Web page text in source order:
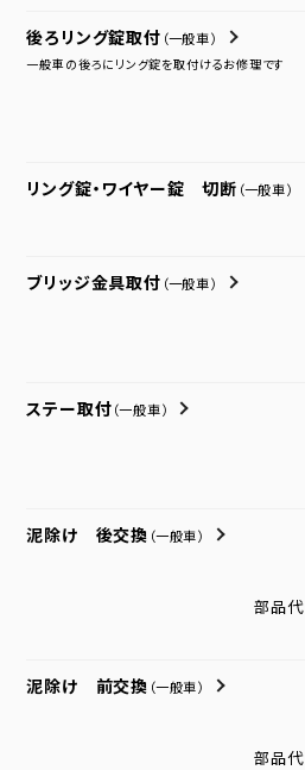
後ろリング錠取付 （一般車）
一般車の後ろにリング錠を取付けるお修理です
リング錠・ワイヤー錠 切断 （一般車）
ブリッジ金具取付 （一般車）
ステー取付 （一般車）
泥除け 後交換 （一般車）
部品代
泥除け 前交換 （一般車）
部品代